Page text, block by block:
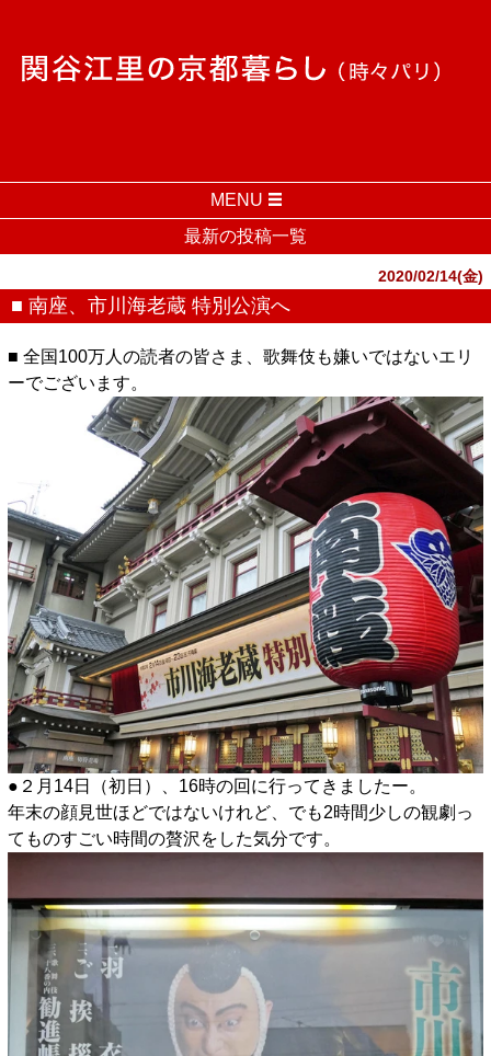
MENU
最新の投稿一覧
2020/02/14(金)
■ 南座、市川海老蔵 特別公演へ
■ 全国100万人の読者の皆さま、歌舞伎も嫌いではないエリ
ーでございます。
●２月14日（初日）、16時の回に行ってきましたー。
年末の顔見世ほどではないけれど、でも2時間少しの観劇っ
てものすごい時間の贅沢をした気分です。